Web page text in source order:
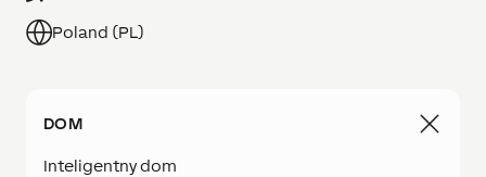
Poland (PL)
DOM
Inteligentny dom